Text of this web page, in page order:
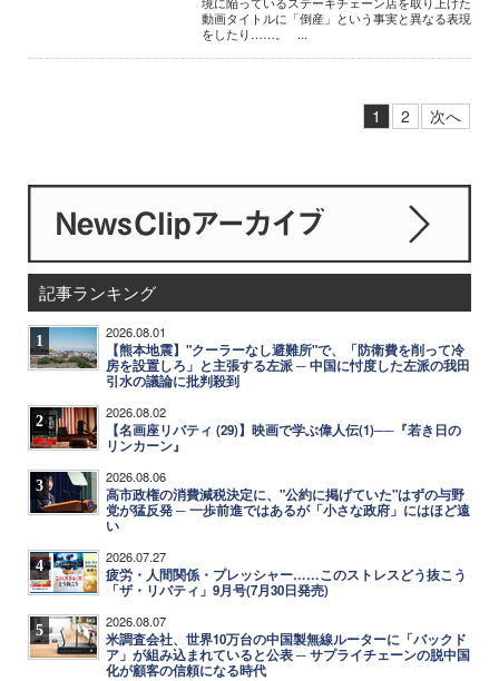
動画タイトルに「倒産」という事実と異なる表現
をしたり……。 ...
1 2 次へ
記事ランキング
1 2026.08.01
【熊本地震】"クーラーなし避難所"で、「防衛費を削って冷
房を設置しろ」と主張する左派 ─ 中国に忖度した左派の我田
引水の議論に批判殺到
2 2026.08.02
【名画座リバティ (29)】映画で学ぶ偉人伝(1)──『若き日の
リンカーン』
3 2026.08.06
高市政権の消費減税決定に、"公約に掲げていた"はずの与野
党が猛反発 ─ 一歩前進ではあるが「小さな政府」にはほど遠
い
4 2026.07.27
疲労・人間関係・プレッシャー……このストレスどう抜こう
「ザ・リバティ」9月号(7月30日発売)
5 2026.08.07
米調査会社、世界10万台の中国製無線ルーターに「バックド
ア」が組み込まれていると公表 ─ サプライチェーンの脱中国
化が顧客の信頼になる時代